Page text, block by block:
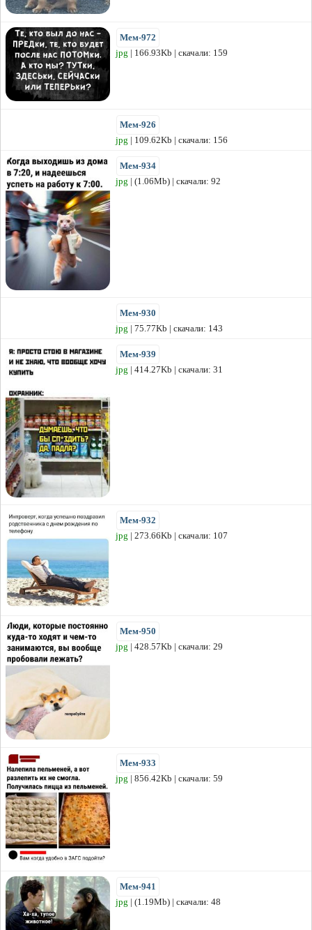
Мем-972
jpg | 166.93Kb | скачали: 159
Мем-926
jpg | 109.62Kb | скачали: 156
Мем-934
jpg | (1.06Mb) | скачали: 92
Мем-930
jpg | 75.77Kb | скачали: 143
Мем-939
jpg | 414.27Kb | скачали: 31
Мем-932
jpg | 273.66Kb | скачали: 107
Мем-950
jpg | 428.57Kb | скачали: 29
Мем-933
jpg | 856.42Kb | скачали: 59
Мем-941
jpg | (1.19Mb) | скачали: 48